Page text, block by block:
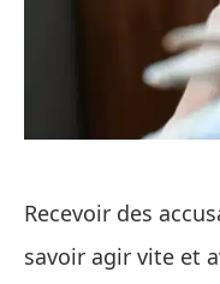
Recevoir des
savoir agir vite et